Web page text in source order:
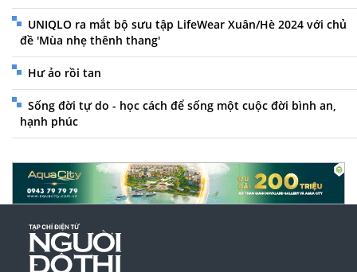
UNIQLO ra mắt bộ sưu tập LifeWear Xuân/Hè 2024 với chủ
đề 'Mùa nhẹ thênh thang'
Hư ảo rồi tan
Sống đời tự do - học cách để sống một cuộc đời bình an,
hạnh phúc